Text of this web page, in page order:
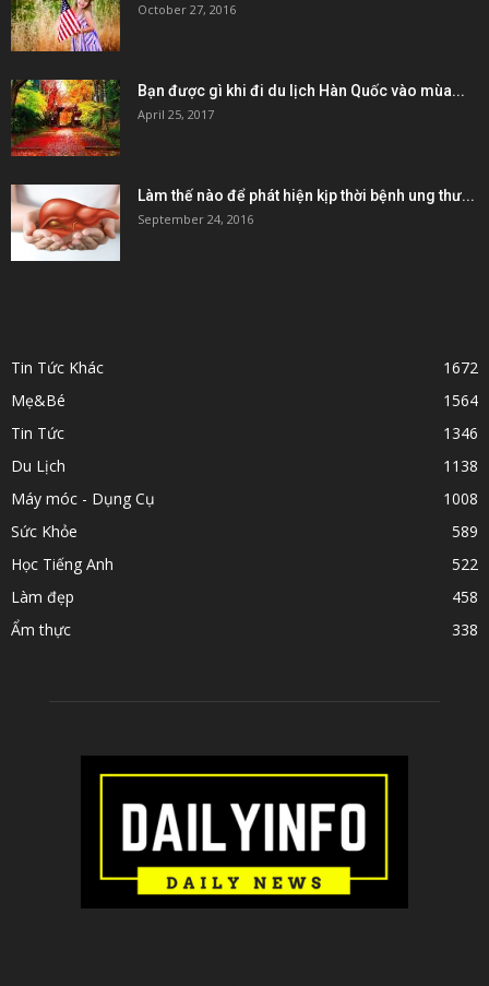
October 27, 2016
Bạn được gì khi đi du lịch Hàn Quốc vào mùa...
April 25, 2017
Làm thế nào để phát hiện kịp thời bệnh ung thư...
September 24, 2016
Tin Tức Khác
1672
Mẹ&Bé
1564
Tin Tức
1346
Du Lịch
1138
Máy móc - Dụng Cụ
1008
Sức Khỏe
589
Học Tiếng Anh
522
Làm đẹp
458
Ẩm thực
338